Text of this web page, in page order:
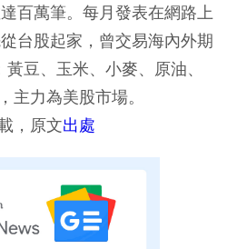
百萬筆。每月發表在網路上
台股起家，曾交易海內外期
豆、玉米、小麥、原油、
主力為美股市場。
，原文出處